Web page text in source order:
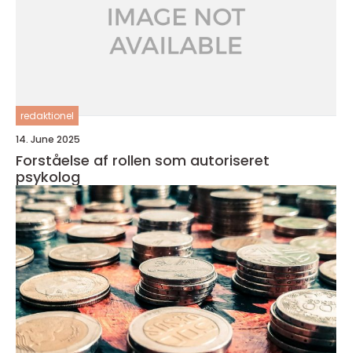
redaktionel
14. June 2025
Forståelse af rollen som autoriseret
psykolog